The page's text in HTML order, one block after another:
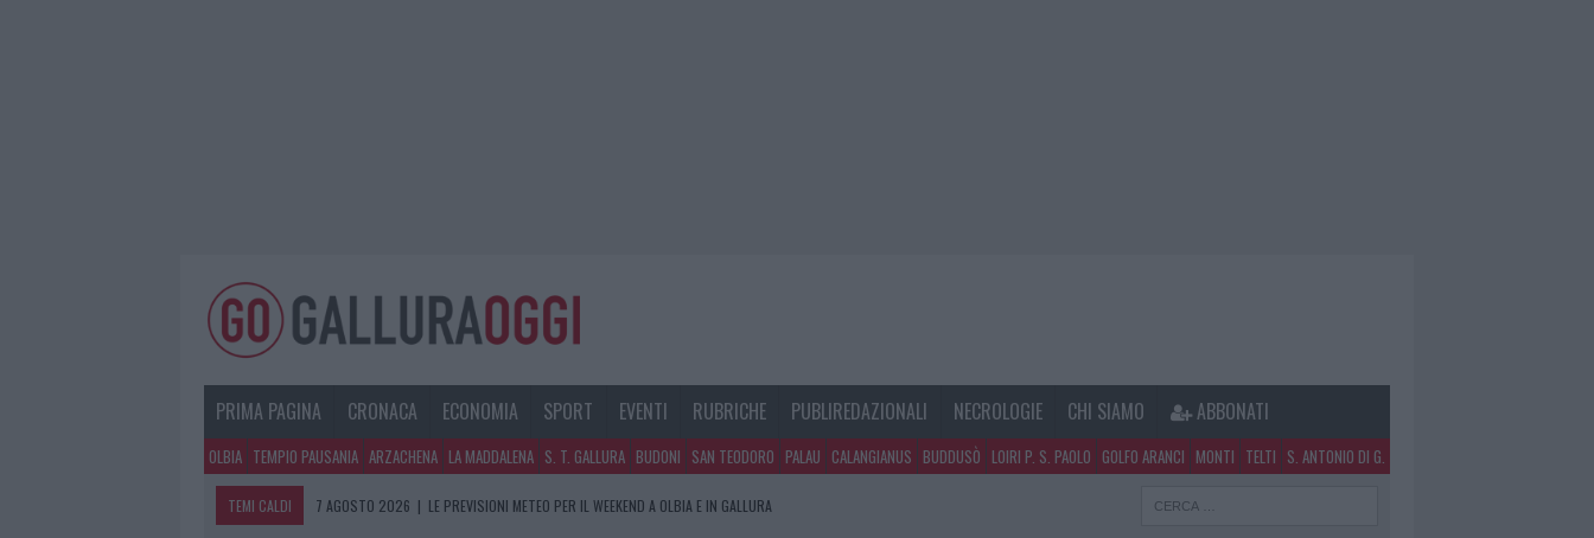
PRIMA PAGINA CRONACA ECONOMIA SPORT EVENTI RUBRICHE PUBLIREDAZIONALI NECROLOGIE CHI SIAMO ABBONATI
OLBIA TEMPIO PAUSANIA ARZACHENA LA MADDALENA S. T. GALLURA BUDONI SAN TEODORO PALAU CALANGIANUS BUDDUSÒ LOIRI P. S. PAOLO GOLFO ARANCI MONTI TELTI S. ANTONIO DI G.
TEMI CALDI 7 AGOSTO 2026 | LE PREVISIONI METEO PER IL WEEKEND A OLBIA E IN GALLURA